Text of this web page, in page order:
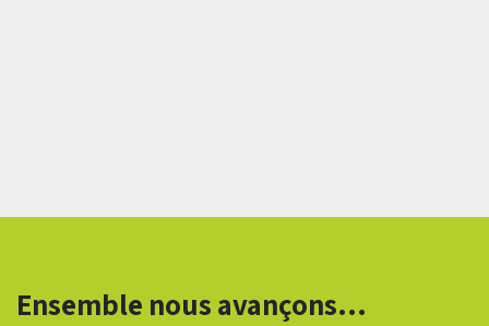
Ensemble nous avançons...